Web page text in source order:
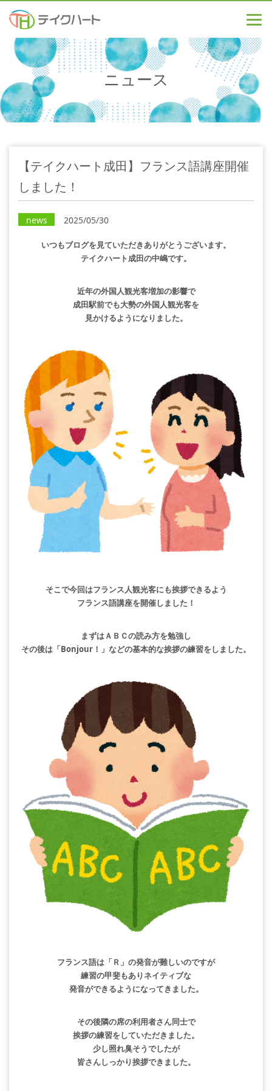
ニュース
【テイクハート成田】フランス語講座開催
しました！
news 2025/05/30
いつもブログを見ていただきありがとうございます。
テイクハート成田の中嶋です。
近年の外国人観光客増加の影響で
成田駅前でも大勢の外国人観光客を
見かけるようになりました。
そこで今回はフランス人観光客にも挨拶できるよう
フランス語講座を開催しました！
まずはＡＢＣの読み方を勉強し
その後は「Bonjour！」などの基本的な挨拶の練習をしました。
フランス語は「Ｒ」の発音が難しいのですが
練習の甲斐もありネイティブな
発音ができるようになってきました。
その後隣の席の利用者さん同士で
挨拶の練習をしていただきました。
少し照れ臭そうでしたが
皆さんしっかり挨拶できました。